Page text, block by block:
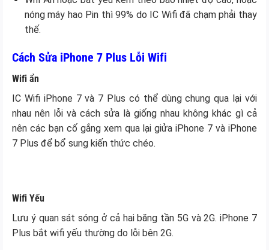
nóng máy hao Pin thì 99% do IC Wifi đã chạm phải thay
thế.
Cách Sửa iPhone 7 Plus Lỗi Wifi
Wifi ẩn
IC Wifi iPhone 7 và 7 Plus có thể dùng chung qua lại với
nhau nên lỗi và cách sửa là giống nhau không khác gì cả
nên các bạn cố gắng xem qua lại giửa iPhone 7 và iPhone
7 Plus để bổ sung kiến thức chéo.
Wifi Yếu
Lưu ý quan sát sóng ở cả hai băng tần 5G và 2G. iPhone 7
Plus bắt wifi yếu thường do lỗi bên 2G.